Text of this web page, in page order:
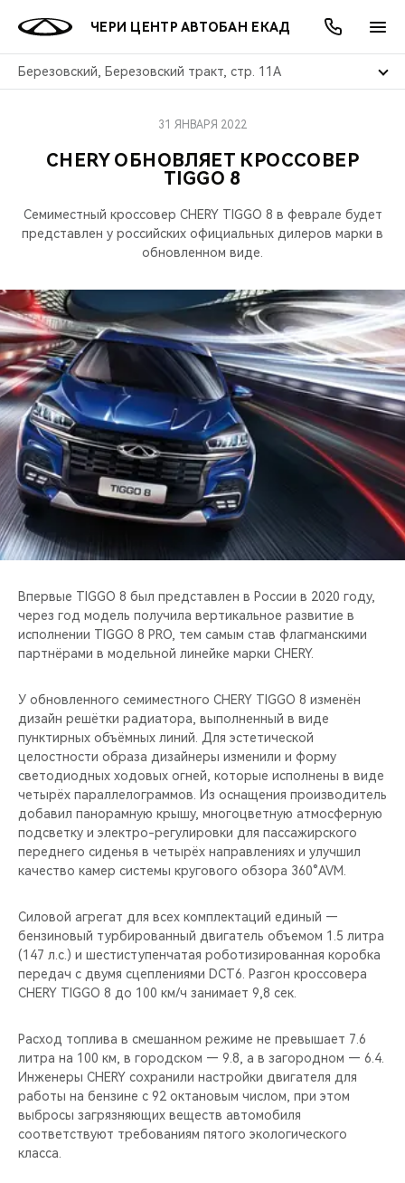
ЧЕРИ ЦЕНТР АВТОБАН ЕКАД
Березовский, Березовский тракт, стр. 11А
МОДЕЛИ
КРОССОВЕРЫ
СЕДАНЫ
НОВИНКИ
ПОКУПАТЕЛЯМ
КРЕДИТ И СТРАХОВАНИЕ
ВЛАДЕЛЬЦАМ
ЗАПЧАСТИ И АКСЕССУАРЫ
CHERY CONNECT
МИР CHERY
О БРЕНДЕ
ЛЮДИ CHERY
БЛАГОТВОРИТЕЛЬНОСТЬ
CHERY REMOTE
CHERY И СПОРТ
НАШИ МЕРОПРИЯТИЯ
ВИДЕООБЗОРЫ
CHERY ДЛЯ ДЕТЕЙ
АКЦИИ
ОНЛАЙН СЕРВИСЫ
КРЕДИТ
О КОМПАНИИ
МЫ В СОЦСЕТЯХ
CHERY ОБНОВЛЯЕТ КРОССОВЕР
TIGGO 8
31 ЯНВАРЯ 2022
Семиместный кроссовер CHERY TIGGO 8 в феврале будет
представлен у российских официальных дилеров марки в
обновленном виде.
Впервые TIGGO 8 был представлен в России в 2020 году,
через год модель получила вертикальное развитие в
исполнении TIGGO 8 PRO, тем самым став флагманскими
партнёрами в модельной линейке марки CHERY.
У обновленного семиместного CHERY TIGGO 8 изменён
дизайн решётки радиатора, выполненный в виде
пунктирных объёмных линий. Для эстетической
целостности образа дизайнеры изменили и форму
светодиодных ходовых огней, которые исполнены в виде
четырёх параллелограммов. Из оснащения производитель
добавил панорамную крышу, многоцветную атмосферную
подсветку и электро-регулировки для пассажирского
переднего сиденья в четырёх направлениях и улучшил
качество камер системы кругового обзора 360°AVM.
Силовой агрегат для всех комплектаций единый —
бензиновый турбированный двигатель объемом 1.5 литра
(147 л.c.) и шестиступенчатая роботизированная коробка
передач с двумя сцеплениями DCT6. Разгон кроссовера
CHERY TIGGO 8 до 100 км/ч занимает 9,8 сек.
Расход топлива в смешанном режиме не превышает 7.6
литра на 100 км, в городском — 9.8, а в загородном — 6.4.
Инженеры CHERY сохранили настройки двигателя для
работы на бензине с 92 октановым числом, при этом
выбросы загрязняющих веществ автомобиля
соответствуют требованиям пятого экологического
класса.